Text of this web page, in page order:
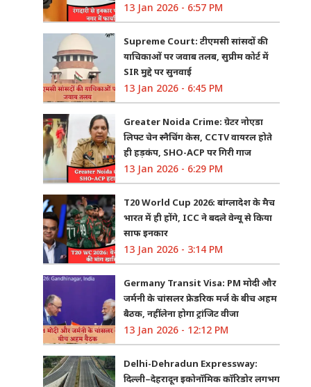
13 Jan 2026 - 6:57 PM
Supreme Court: टीएमसी सांसदों की
याचिकाओं पर जवाब तलब, सुप्रीम कोर्ट में
SIR मुद्दे पर सुनवाई
13 Jan 2026 - 6:45 PM
Greater Noida Crime: ग्रेटर नोएडा
लिफ्ट चेन स्नैचिंग केस, CCTV वायरल होते
ही हड़कंप, SHO-ACP पर गिरी गाज
13 Jan 2026 - 6:29 PM
T20 World Cup 2026: बांग्लादेश के मैच
भारत में ही होंगे, ICC ने बदले वेन्यू से किया
साफ इनकार
13 Jan 2026 - 3:14 PM
Germany Transit Visa: PM मोदी और
जर्मनी के चांसलर फ्रेडरिक मर्ज के बीच अहम
बैठक, नहीं लेना होगा ट्रांजिट वीजा
13 Jan 2026 - 12:12 PM
Delhi-Dehradun Expressway:
दिल्ली–देहरादून इकोनॉमिक कॉरिडोर लगभग